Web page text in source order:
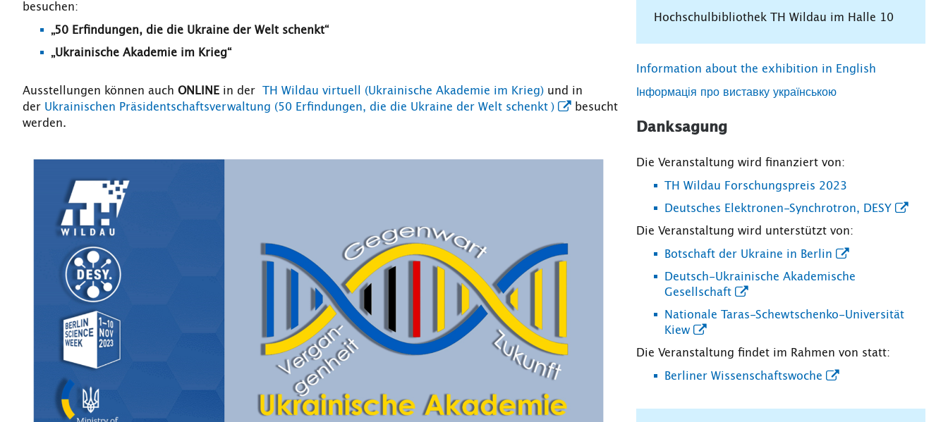
besuchen:
„50 Erfindungen, die die Ukraine der Welt schenkt“
„Ukrainische Akademie im Krieg“
Ausstellungen können auch ONLINE in der TH Wildau virtuell (Ukrainische Akademie im Krieg) und in
der Ukrainischen Präsidentschaftsverwaltung (50 Erfindungen, die die Ukraine der Welt schenkt )
besucht
werden.
Hochschulbibliothek TH Wildau im Halle 10
Information about the exhibition in English
Інформація про виставку українською
Danksagung
Die Veranstaltung wird finanziert von:
TH Wildau Forschungspreis 2023
Deutsches Elektronen-Synchrotron, DESY
Die Veranstaltung wird unterstützt von:
Botschaft der Ukraine in Berlin
Deutsch-Ukrainische Akademische
Gesellschaft
Nationale Taras-Schewtschenko-Universität
Kiew
Die Veranstaltung findet im Rahmen von statt:
Berliner Wissenschaftswoche